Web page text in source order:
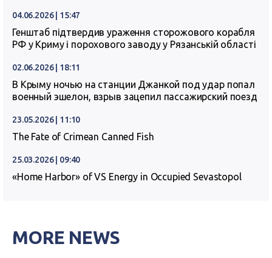
04.06.2026 | 15:47
Генштаб підтвердив ураження сторожового корабля
РФ у Криму і порохового заводу у Рязанській області
02.06.2026 | 18:11
В Крыму ночью на станции Джанкой под удар попал
военный эшелон, взрыв зацепил пассажирский поезд
23.05.2026 | 11:10
The Fate of Crimean Canned Fish
25.03.2026 | 09:40
«Home Harbor» of VS Energy in Occupied Sevastopol
MORE NEWS